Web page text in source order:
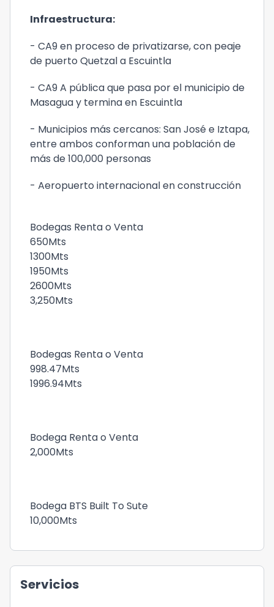
Infraestructura:
- CA9 en proceso de privatizarse, con peaje
de puerto Quetzal a Escuintla
- CA9 A pública que pasa por el municipio de
Masagua y termina en Escuintla
- Municipios más cercanos: San José e Iztapa,
entre ambos conforman una población de
más de 100,000 personas
- Aeropuerto internacional en construcción
Bodegas Renta o Venta
650Mts
1300Mts
1950Mts
2600Mts
3,250Mts
Bodegas Renta o Venta
998.47Mts
1996.94Mts
Bodega Renta o Venta
2,000Mts
Bodega BTS Built To Sute
10,000Mts
Servicios